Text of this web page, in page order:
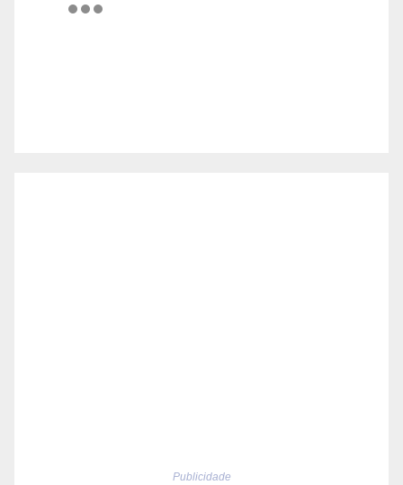
Publicidade